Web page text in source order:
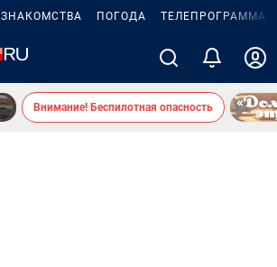
ЗНАКОМСТВА ПОГОДА ТЕЛЕПРОГРАММА
Внимание! Беспилотная опасность